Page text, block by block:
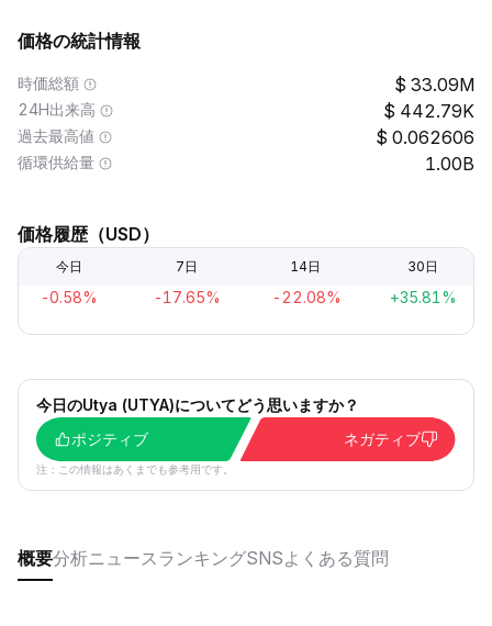
価格の統計情報
時価総額 33.09M
24H出来高 442.79K
過去最高値 0.062606
循環供給量 1.00B
価格履歴（USD）
今日 7日 14日 30日
-0.58% -17.65% -22.08% +35.81%
今日のUtya (UTYA)についてどう思いますか？
ポジティブ
ネガティブ
注：この情報はあくまでも参考用です。
概要分析ニュース ランキングSNSよくある質問